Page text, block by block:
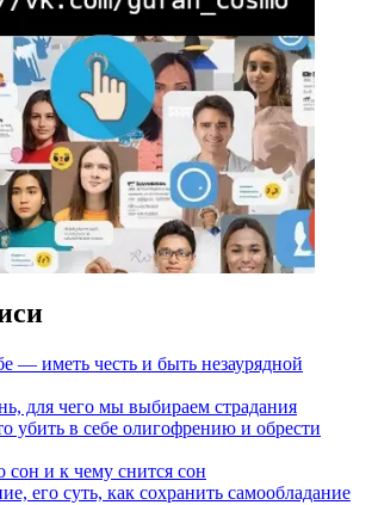
— иметь честь и быть незаурядной
для чего мы выбираем страдания
убить в себе олигофрению и обрести
сон и к чему снится сон
его суть, как сохранить самообладание